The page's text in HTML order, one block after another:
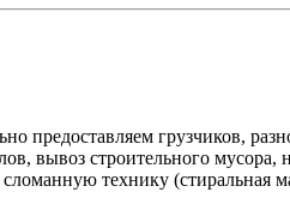
предоставляем грузчиков,
вывоз строительного
технику (стиральная